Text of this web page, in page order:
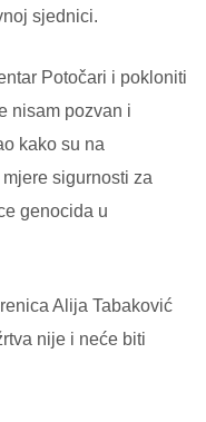
sjednici.
Potočari i pokloniti
nisam pozvan i
kako su na
sigurnosti za
genocida u
Alija Tabaković
nije i neće biti